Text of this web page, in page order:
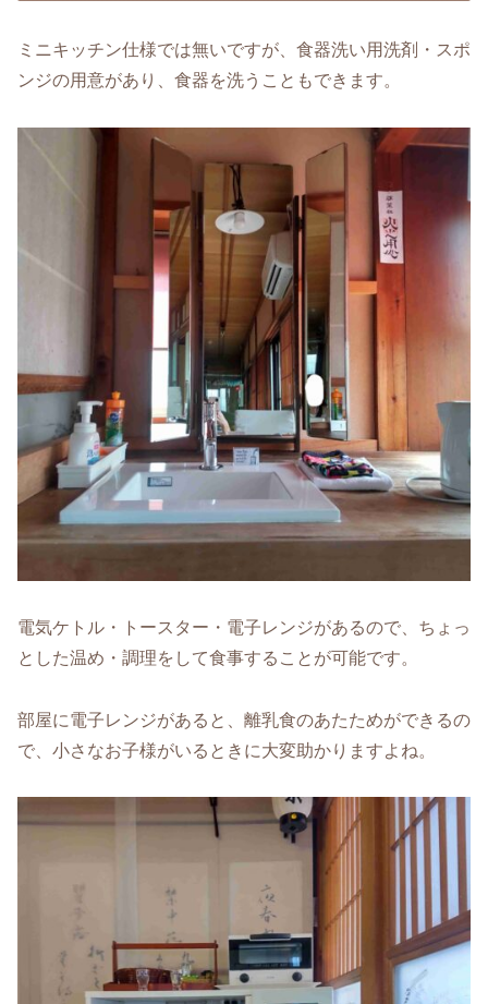
ミニキッチン仕様では無いですが、食器洗い用洗剤・スポ
ンジの用意があり、食器を洗うこともできます。
電気ケトル・トースター・電子レンジがあるので、ちょっ
とした温め・調理をして食事することが可能です。
部屋に電子レンジがあると、離乳食のあたためができるの
で、小さなお子様がいるときに大変助かりますよね。